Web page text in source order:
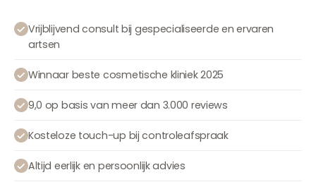
Vrijblijvend consult bij gespecialiseerde en ervaren
artsen
Winnaar beste cosmetische kliniek 2025
9,0 op basis van meer dan 3.000 reviews
Kosteloze touch-up bij controleafspraak
Altijd eerlijk en persoonlijk advies